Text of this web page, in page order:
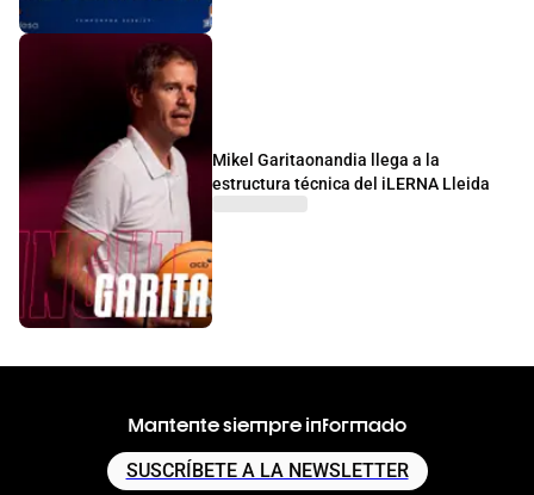
Mikel Garitaonandia llega a la
estructura técnica del iLERNA Lleida
Mantente siempre informado
SUSCRÍBETE A LA NEWSLETTER